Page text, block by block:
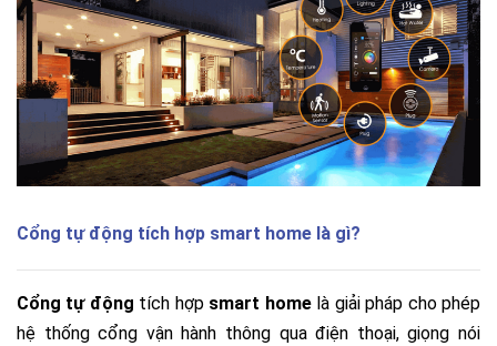
Cổng tự động tích hợp smart home là gì?
Cổng tự động tích hợp smart homelà giải pháp cho phép
hệ thống cổng vận hành thông qua điện thoại, giọng nói